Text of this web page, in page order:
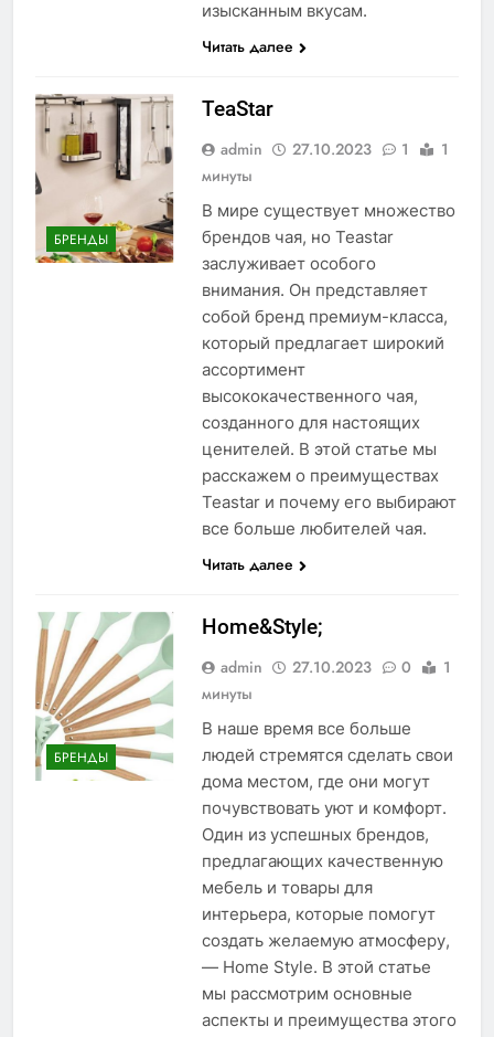
изысканным вкусам.
Читать далее
БРЕНДЫ
TeaStar
admin 27.10.2023 1
1
минуты
В мире существует множество
брендов чая, но Teastar
заслуживает особого
внимания. Он представляет
собой бренд премиум-класса,
который предлагает широкий
ассортимент
высококачественного чая,
созданного для настоящих
ценителей. В этой статье мы
расскажем о преимуществах
Teastar и почему его выбирают
все больше любителей чая.
Читать далее
БРЕНДЫ
Home&Style;
admin 27.10.2023 0
1
минуты
В наше время все больше
людей стремятся сделать свои
дома местом, где они могут
почувствовать уют и комфорт.
Один из успешных брендов,
предлагающих качественную
мебель и товары для
интерьера, которые помогут
создать желаемую атмосферу,
— Home Style. В этой статье
мы рассмотрим основные
аспекты и преимущества этого